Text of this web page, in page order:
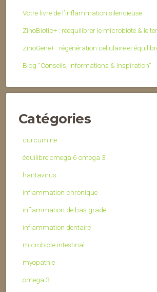
Votre livre de l’inflammation silencieuse
ZinoBiotic+ : rééquilibrer le microbiote & le
ZinoGene+ : régénération cellulaire et
Blog “Conseils, Informations & Inspiration”
Catégories
curcumine
équilibre omega 6 omega 3
hantavirus
inflammation chronique
inflammation de bas grade
inflammation dentaire
microbiote intestinal
myopathie
omega 3